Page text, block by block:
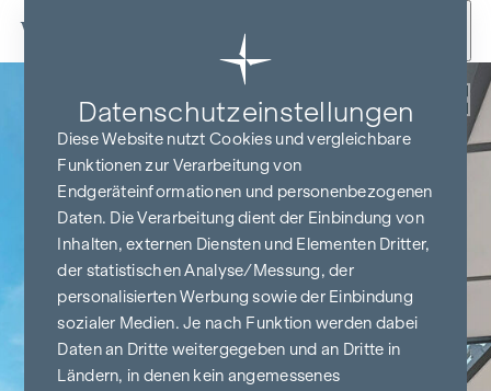
Zum Inhalt springen
Datenschutz­einstellungen
Diese Website nutzt Cookies und vergleichbare
Funktionen zur Verarbeitung von
Endgeräteinformationen und personenbezogenen
Daten. Die Verarbeitung dient der Einbindung von
Inhalten, externen Diensten und Elementen Dritter,
der statistischen Analyse/Messung, der
personalisierten Werbung sowie der Einbindung
sozialer Medien. Je nach Funktion werden dabei
Daten an Dritte weitergegeben und an Dritte in
Ländern, in denen kein angemessenes